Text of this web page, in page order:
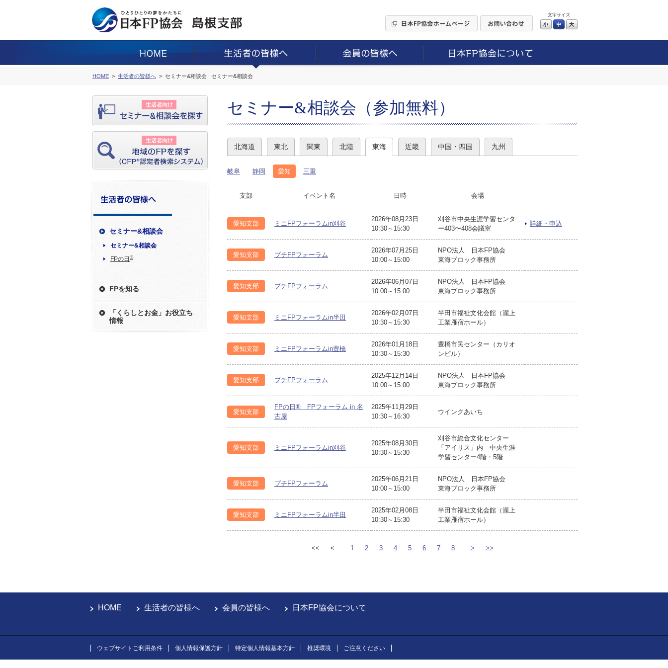
文字サイズ
小 中
HOME 生活者の皆様へ セミナー&相談会 | セミナー&相談会
セミナー&相談会
セミナー&相談会
FPの日 ®
FPを知る
「くらしとお金」お役立ち
情報
セミナー&相談会（参加無料）
北海道 東北 関東 北陸 東海 近畿 中国・四国 九州
岐阜 静岡 愛知 三重
支部 イベント名 日時 会場
愛知支部 ミニFPフォーラムin刈谷
2026年08月23日
10:30～15:30
刈谷市中央生涯学習センタ
ー403〜408会議室
詳細・申込
愛知支部 プチFPフォーラム
2026年07月25日
10:00～15:00
NPO法人 日本FP協会
東海ブロック事務所
愛知支部 プチFPフォーラム
2026年06月07日
10:00～15:00
NPO法人 日本FP協会
東海ブロック事務所
愛知支部 ミニFPフォーラムin半田
2026年02月07日
10:30～15:30
半田市福祉文化会館（瀧上
工業雁宿ホール）
愛知支部 ミニFPフォーラムin豊橋
2026年01月18日
10:30～15:30
豊橋市民センター（カリオ
ンビル）
愛知支部 プチFPフォーラム
2025年12月14日
10:00～15:00
NPO法人 日本FP協会
東海ブロック事務所
愛知支部
FPの日® FPフォーラム in 名
古屋
2025年11月29日
10:30～16:30
ウインクあいち
愛知支部 ミニFPフォーラムin刈谷
2025年08月30日
10:30～15:30
刈谷市総合文化センター
「アイリス」内 中央生涯
学習センター4階・5階
愛知支部 プチFPフォーラム
2025年06月21日
10:00～15:00
NPO法人 日本FP協会
東海ブロック事務所
愛知支部 ミニFPフォーラムin半田
2025年02月08日
10:30～15:30
半田市福祉文化会館（瀧上
工業雁宿ホール）
<< < 1 2 3 4 5 6 7 8 > >>
HOME 生活者の皆様へ 会員の皆様へ 日本FP協会について
ウェブサイトご利用条件 個人情報保護方針 特定個人情報基本方針 推奨環境 ご注意ください